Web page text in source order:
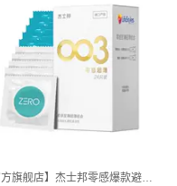
【官方旗舰店】杰士邦零感爆款避孕套30只装